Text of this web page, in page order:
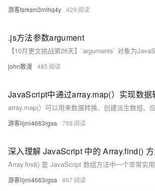
游客tsrksm3mlhq4y 429
.js方法参数argument
john散漫 485
游客lijmi4663rgsa 788
游客lijmi4663rgsa 867